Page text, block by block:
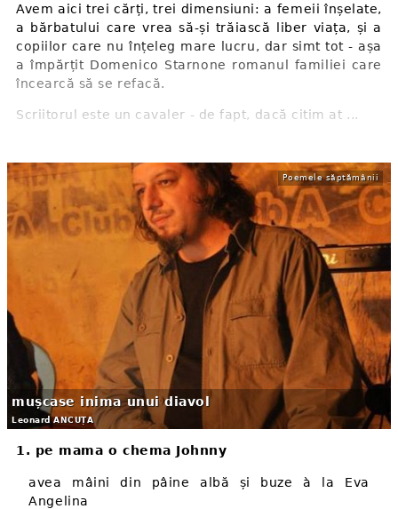
Avem aici trei cărți, trei dimensiuni: a femeii înșelate,
a bărbatului care vrea să-și trăiască liber viața, și a
copiilor care nu înțeleg mare lucru, dar simt tot - așa
a împărțit Domenico Starnone romanul familiei care
încearcă să se refacă.
Scriitorul este un cavaler - de fapt, dacă citim at ...
Poemele săptămânii
mușcase inima unui diavol
Leonard ANCUȚA
1. pe mama o chema Johnny
avea mâini din pâine albă și buze à la Eva
Angelina